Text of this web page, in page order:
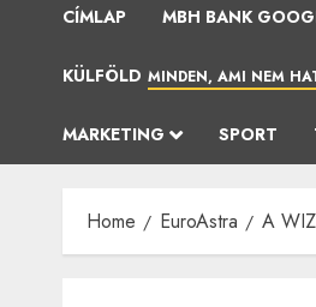
CÍMLAP MBH BANK
KÜLFÖLD MINDEN, AMI NEM
MARKETING SPORT
Home EuroAstra A